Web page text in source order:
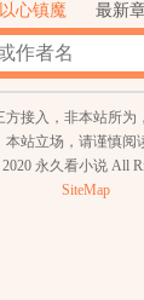
心镇魔
直到
最新
接入，非本站所为
本站立场，请谨慎阅
永久看小说 All
SiteMap